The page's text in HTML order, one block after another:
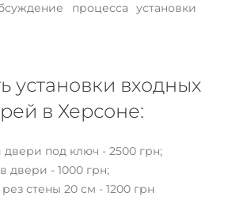
процесса установки
установки входных
в Херсоне:
под ключ - 2500 грн;
двери - 1000 грн;
стены 20 см - 1200 грн